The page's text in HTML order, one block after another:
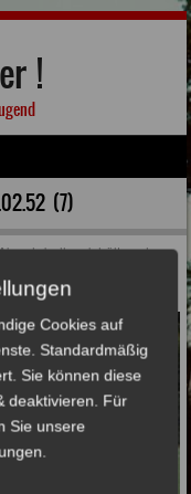
!
(7)
hält auch
Cookies auf
Standardmäßig
Sie können diese
deaktivieren. Für
Sie unsere